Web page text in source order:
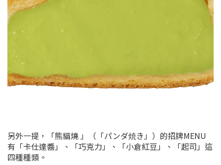
另外一提，「熊貓燒 」（「パンダ焼き」）的招牌MENU
有「卡仕達醬」、「巧克力」、「小倉紅豆」、「起司」這
四種種類。